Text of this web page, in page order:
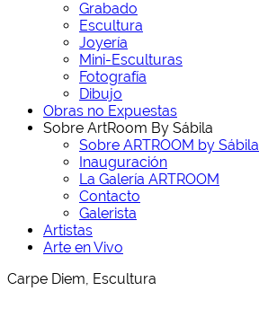
Grabado
Escultura
Joyería
Mini-Esculturas
Fotografía
Dibujo
Obras no Expuestas
Sobre ArtRoom By Sábila
Sobre ARTROOM by Sábila
Inauguración
La Galería ARTROOM
Contacto
Galerista
Artistas
Arte en Vivo
Carpe Diem, Escultura